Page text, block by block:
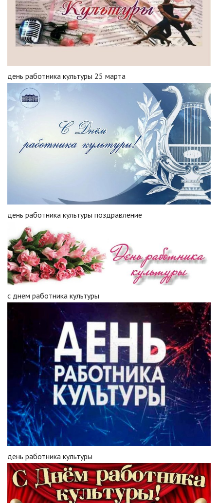
день работника культуры 25 марта
день работника культуры поздравление
с днем работника культуры
день работника культуры